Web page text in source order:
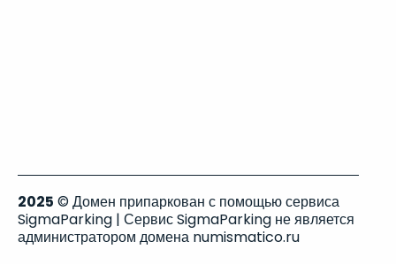
2025 © Домен припаркован с помощью сервиса
SigmaParking | Сервис SigmaParking не является
администратором домена numismatico.ru